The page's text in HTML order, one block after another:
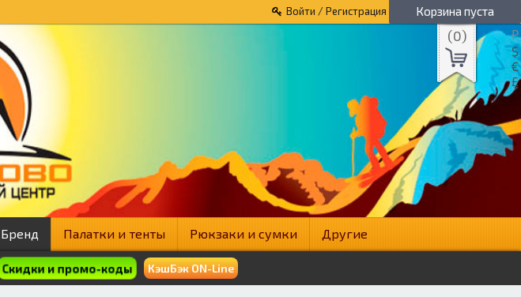
Войти / Регистрация Корзина пуста
(0) ₽
$
€
£
Бренд Палатки и тенты Рюкзаки и сумки Другие
Скидки и промо-коды КэшБэк ON-Line